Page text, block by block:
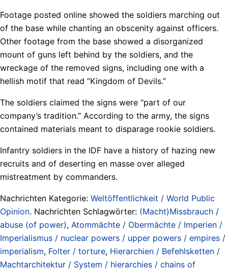
Footage posted online showed the soldiers marching out
of the base while chanting an obscenity against officers.
Other footage from the base showed a disorganized
mount of guns left behind by the soldiers, and the
wreckage of the removed signs, including one with a
hellish motif that read “Kingdom of Devils.”
The soldiers claimed the signs were “part of our
company’s tradition.” According to the army, the signs
contained materials meant to disparage rookie soldiers.
Infantry soldiers in the IDF have a history of hazing new
recruits and of deserting en masse over alleged
mistreatment by commanders.
Nachrichten Kategorie: Weltöffentlichkeit / World Public
Opinion. Nachrichten Schlagwörter: (Macht)Missbrauch /
abuse (of power), Atommächte / Obermächte / Imperien /
Imperialismus / nuclear powers / upper powers / empires /
imperialism, Folter / torture, Hierarchien / Befehlsketten /
Machtarchitektur / System / hierarchies / chains of